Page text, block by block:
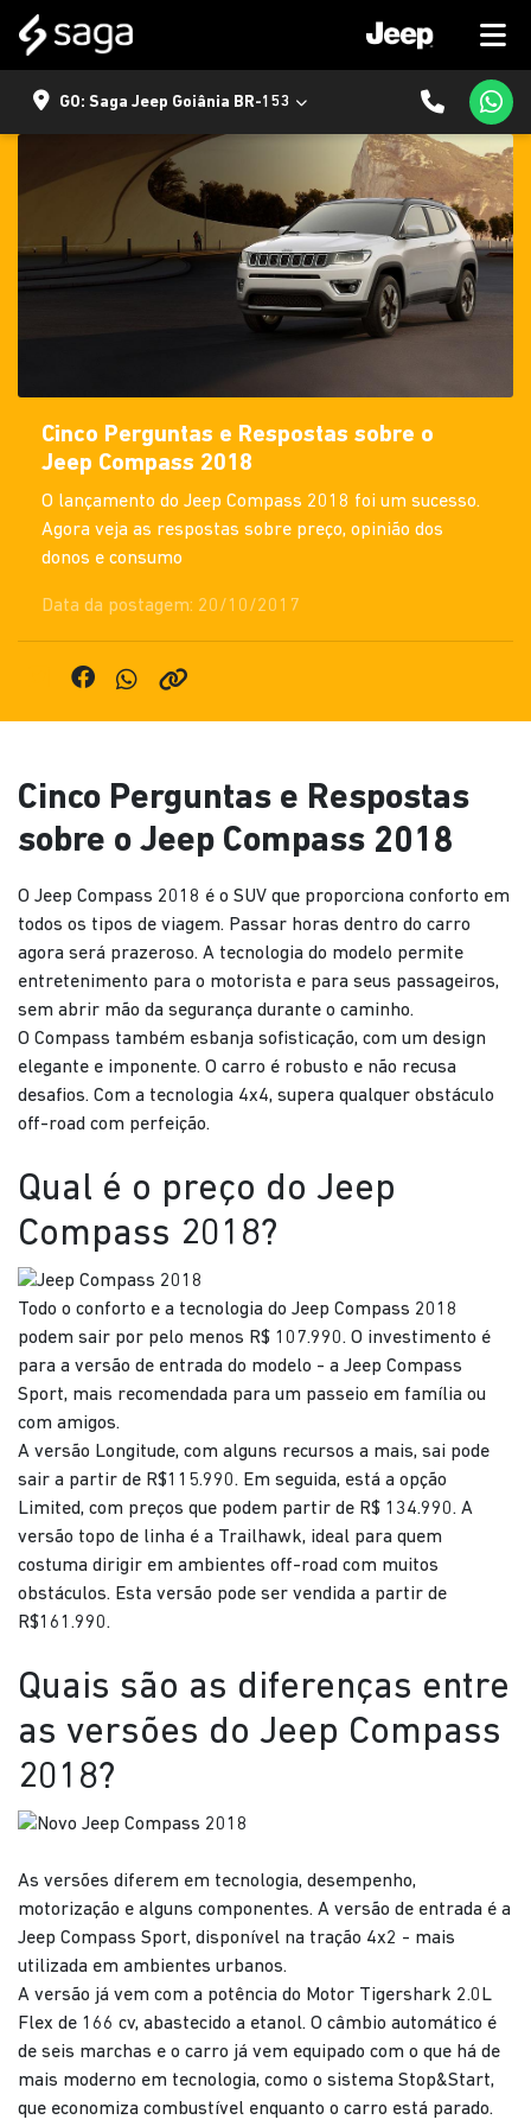
GO: Saga Jeep Goiânia BR-153
Cinco Perguntas e Respostas sobre o
Jeep Compass 2018
O lançamento do Jeep Compass 2018 foi um sucesso.
Agora veja as respostas sobre preço, opinião dos
donos e consumo
Data da postagem: 20/10/2017
Cinco Perguntas e Respostas
sobre o Jeep Compass 2018
O Jeep Compass 2018 é o SUV que proporciona conforto em
todos os tipos de viagem. Passar horas dentro do carro
agora será prazeroso. A tecnologia do modelo permite
entretenimento para o motorista e para seus passageiros,
sem abrir mão da segurança durante o caminho.
O Compass também esbanja sofisticação, com um design
elegante e imponente. O carro é robusto e não recusa
desafios. Com a tecnologia 4x4, supera qualquer obstáculo
off-road com perfeição.
Qual é o preço do Jeep
Compass 2018?
Todo o conforto e a tecnologia do Jeep Compass 2018
podem sair por pelo menos R$ 107.990. O investimento é
para a versão de entrada do modelo - a Jeep Compass
Sport, mais recomendada para um passeio em família ou
com amigos.
A versão Longitude, com alguns recursos a mais, sai pode
sair a partir de R$115.990. Em seguida, está a opção
Limited, com preços que podem partir de R$ 134.990. A
versão topo de linha é a Trailhawk, ideal para quem
costuma dirigir em ambientes off-road com muitos
obstáculos. Esta versão pode ser vendida a partir de
R$161.990.
Quais são as diferenças entre
as versões do Jeep Compass
2018?
As versões diferem em tecnologia, desempenho,
motorização e alguns componentes. A versão de entrada é a
Jeep Compass Sport, disponível na tração 4x2 - mais
utilizada em ambientes urbanos.
A versão já vem com a potência do Motor Tigershark 2.0L
Flex de 166 cv, abastecido a etanol. O câmbio automático é
de seis marchas e o carro já vem equipado com o que há de
mais moderno em tecnologia, como o sistema Stop&Start,
que economiza combustível enquanto o carro está parado.